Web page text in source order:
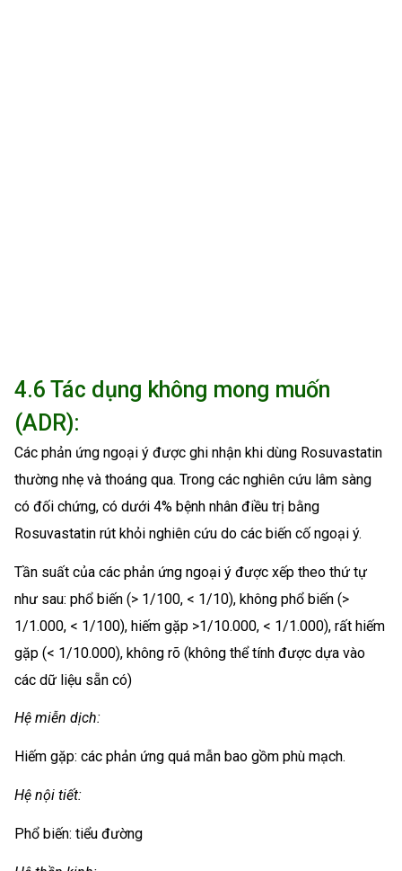
4.6 Tác dụng không mong muốn
(ADR):
Các phản ứng ngoại ý được ghi nhận khi dùng Rosuvastatin
thường nhẹ và thoáng qua. Trong các nghiên cứu lâm sàng
có đối chứng, có dưới 4% bệnh nhân điều trị bằng
Rosuvastatin rút khỏi nghiên cứu do các biến cố ngoại ý.
Tần suất của các phản ứng ngoại ý được xếp theo thứ tự
như sau: phổ biến (> 1/100, < 1/10), không phổ biến (>
1/1.000, < 1/100), hiếm gặp >1/10.000, < 1/1.000), rất hiếm
gặp (< 1/10.000), không rõ (không thể tính được dựa vào
các dữ liệu sẵn có)
Hệ miễn dịch:
Hiếm gặp: các phản ứng quá mẫn bao gồm phù mạch.
Hệ nội tiết:
Phổ biến: tiểu đường